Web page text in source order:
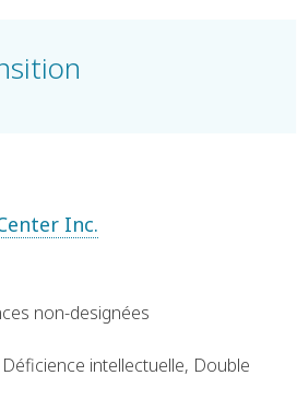
Inc.
non-designées
Déficience intellectuelle, Double